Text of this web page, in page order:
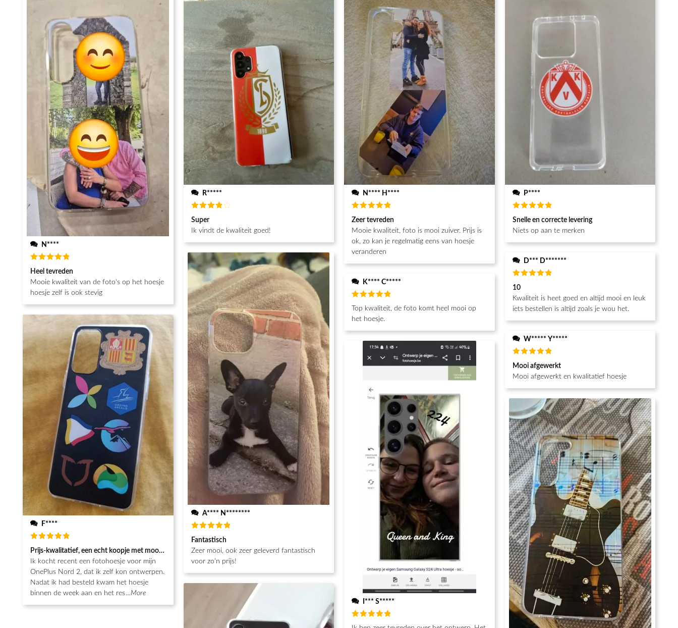
N****
Beoordeeld
5van de 5
Heel tevreden
Mooie kwaliteit van de foto's op het hoesje
hoesje zelf is ook stevig
F****
Beoordeeld
5 van de 5
Prijs-kwalitatief, een echt koopje met mooie afwerking
Ik kocht recent een fotohoesje voor mijn
OnePlus Nord 2, dat ik zelf kon ontwerpen.
Nadat ik had besteld kwam het hoesje
binnen de week aan en het res...More
R*****
Beoordeeld
4van de
5
Super
Ik vindt de kwaliteit goed!
A**** N********
Beoordeeld
5van de 5
Fantastisch
Zeer mooi, ook zeer geleverd fantastisch
voor zo’n prijs!
N**** H****
Beoordeeld
5van de 5
Zeer tevreden
Mooie kwaliteit, foto is mooi zuiver. Prijs is
ok, zo kan je regelmatig eens van hoesje
veranderen
K**** C*****
Beoordeeld
5van de 5
Top kwaliteit, de foto komt heel mooi op
het hoesje.
I*** S*****
Beoordeeld
P****
Beoordeeld
5van de 5
Snelle en correcte levering
Niets op aan te merken
D*** D*******
Beoordeeld
5van de 5
10
Kwaliteit is heet goed en altijd mooi en leuk
iets bestellen is altijd zoals je wou het.
W***** Y*****
Beoordeeld
5van de 5
Mooi afgewerkt
Mooi afgewerkt en kwalitatief hoesje